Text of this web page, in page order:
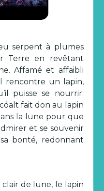
serpent à plumes
Terre en revêtant
Affamé et affaibli
rencontre un lapin,
puisse se nourrir.
fait don au lapin
la lune pour que
et se souvenir
bonté, redonnant
clair de lune, le lapin